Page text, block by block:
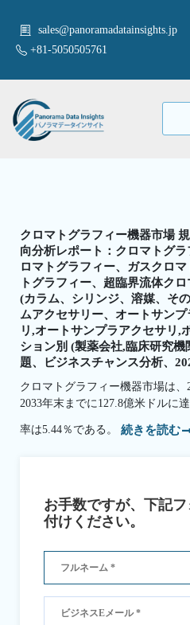
sales@panoramadatainsights.jp
+81-5050505761
クロマトグラフィー機器市場
向分析レポート：クロマトグ
ロマトグラフィー、ガスクロ
トグラフィー、超臨界流体ク
(カラム、シリンジ、溶媒、そ
ムアクセサリー、オートサン
リ,オートサンプラアクセサリ,
ション別 (製薬会社,臨床研究
題、ビジネスチャンス分析、
クロマトグラフィー機器市場は、
2033年末までに127.8億米ドルに
率は5.44％である。 続きを読む
お手数ですが、下記
付けください。